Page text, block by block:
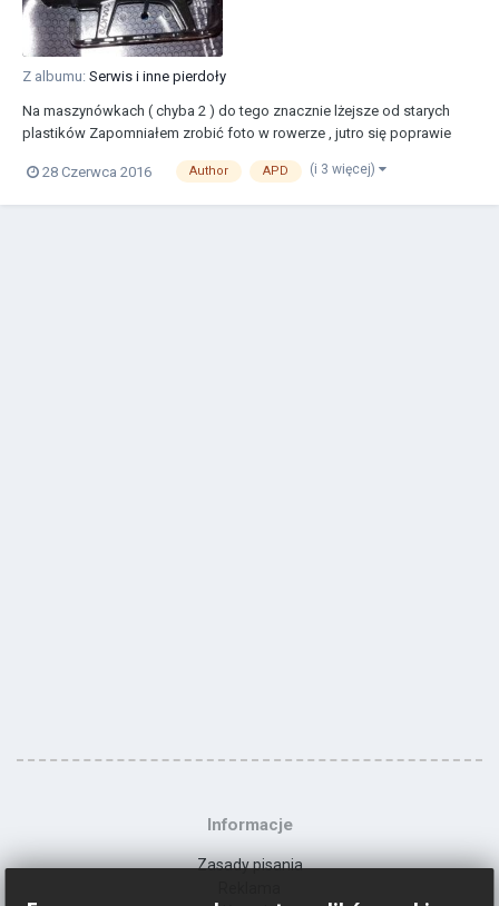
Z albumu: Serwis i inne pierdoły
Na maszynówkach ( chyba 2 ) do tego znacznie lżejsze od starych
plastików Zapomniałem zrobić foto w rowerze , jutro się poprawie
28 Czerwca 2016 Author APD (i 3 więcej)
Informacje
Zasady pisania